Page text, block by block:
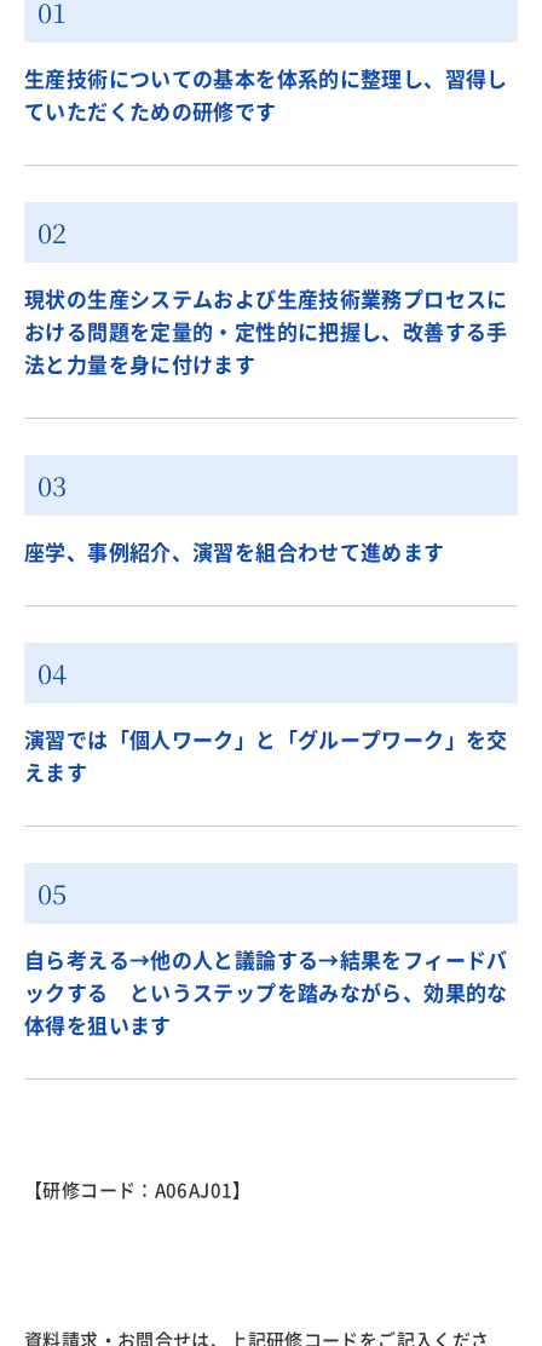
生産技術についての基本を体系的に整理し、習得し
ていただくための研修です
現状の生産システムおよび生産技術業務プロセスに
おける問題を定量的・定性的に把握し、改善する手
法と力量を身に付けます
座学、事例紹介、演習を組合わせて進めます
演習では「個人ワーク」と「グループワーク」を交
えます
自ら考える→他の人と議論する→結果をフィードバ
ックする というステップを踏みながら、効果的な
体得を狙います
【研修コード：A06AJ01】
資料請求・お問合せは、上記研修コードをご記入くださ